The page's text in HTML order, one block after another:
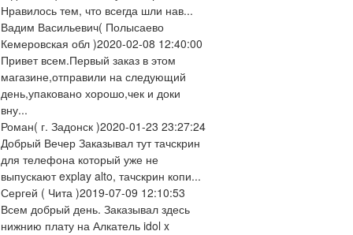
Нравилось тем, что всегда шли нав...
Вадим Васильевич( Полысаево
Кемеровская обл )2020-02-08 12:40:00
Привет всем.Первый заказ в этом
магазине,отправили на следующий
день,упаковано хорошо,чек и доки
вну...
Роман( г. Задонск )2020-01-23 23:27:24
Добрый Вечер Заказывал тут тачскрин
для телефона который уже не
выпускают explay alto, тачскрин копи...
Сергей ( Чита )2019-07-09 12:10:53
Всем добрый день. Заказывал здесь
нижнию плату на Алкатель idol x